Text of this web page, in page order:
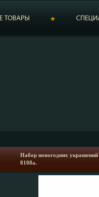
Набор новогодних
8108a.